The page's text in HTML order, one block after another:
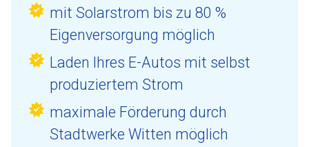
mit Solarstrom bis zu 80 %
Eigenversorgung möglich
Laden Ihres E-Autos mit selbst
produziertem Strom
maximale Förderung durch
Stadtwerke Witten möglich